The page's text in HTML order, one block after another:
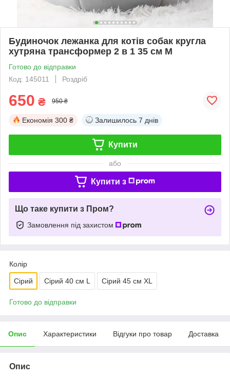
Будиночок лежанка для котів собак кругла
хутряна трансформер 2 в 1 35 см M
Готово до відправки
Код: 145011
Роздріб
650 ₴ 950 ₴
Економія 300 ₴ Залишилось 7 днів
Купити
або
Купити з
Що таке купити з Пром?
Замовлення під захистом
Колір
Сірий Сірий 40 см L Сірий 45 см XL
Готово до відправки
Опис Характеристики Відгуки про товар Доставка
Опис